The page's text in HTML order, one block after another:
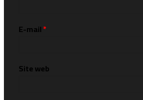
E-mail*
Site web